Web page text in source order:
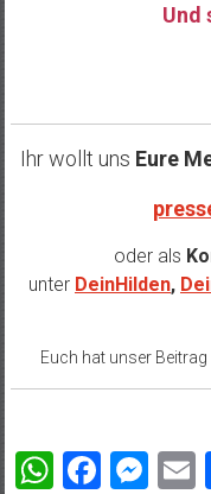
Und
Ihr wollt uns Eure
oder als
unter DeinHilden,
Euch hat unser Beitrag